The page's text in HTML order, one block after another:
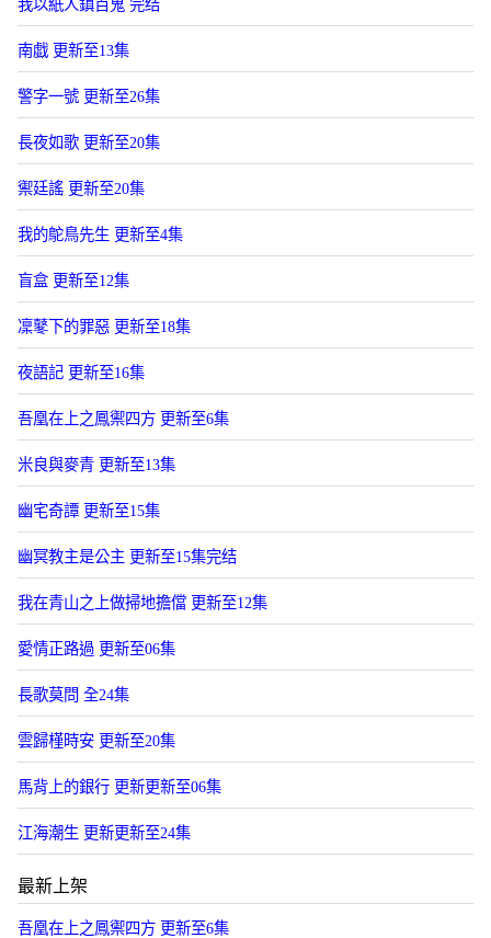
我以紙人鎮百鬼 完结
南戯 更新至13集
警字一號 更新至26集
長夜如歌 更新至20集
禦廷謠 更新至20集
我的鴕鳥先生 更新至4集
盲盒 更新至12集
凜鼕下的罪惡 更新至18集
夜語記 更新至16集
吾凰在上之鳳禦四方 更新至6集
米良與麥青 更新至13集
幽宅奇譚 更新至15集
幽冥教主是公主 更新至15集完结
我在青山之上做掃地擔儅 更新至12集
愛情正路過 更新至06集
長歌莫問 全24集
雲歸槿時安 更新至20集
馬背上的銀行 更新更新至06集
江海潮生 更新更新至24集
最新上架
吾凰在上之鳳禦四方 更新至6集